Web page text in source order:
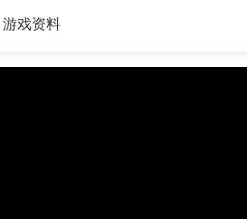
游戏资料